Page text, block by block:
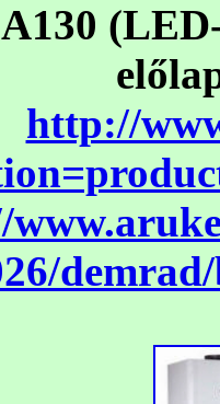
http://